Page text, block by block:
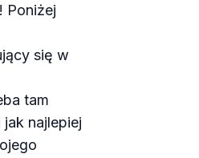
Poniżej
się w
tam
najlepiej